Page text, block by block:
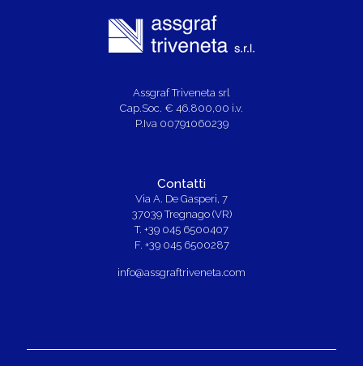
Assgraf Triveneta srl
Cap.Soc. € 46.800,00 i.v.
P.Iva 00791060239
Contatti
Via A. De Gasperi, 7
37039 Tregnago (VR)
T. +39 045 6500407
F. +39 045 6500287
info@assgraftriveneta.com